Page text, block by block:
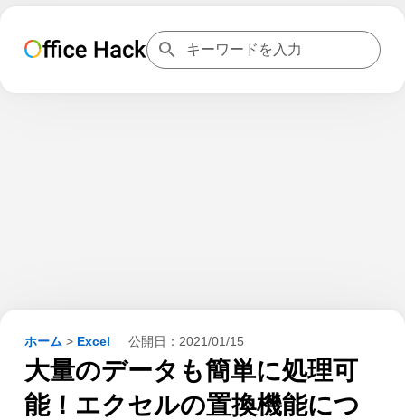
ホーム > Excel 公開日： 2021/01/15
大量のデータも簡単に処理可
能！エクセルの置換機能につ